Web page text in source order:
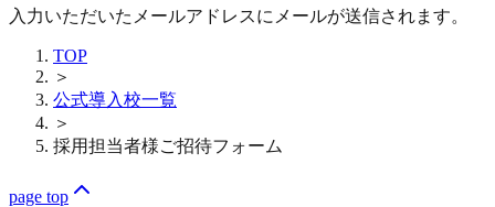
入力いただいたメールアドレスにメールが送信されます。
TOP
＞
公式導入校一覧
＞
採用担当者様ご招待フォーム
page top